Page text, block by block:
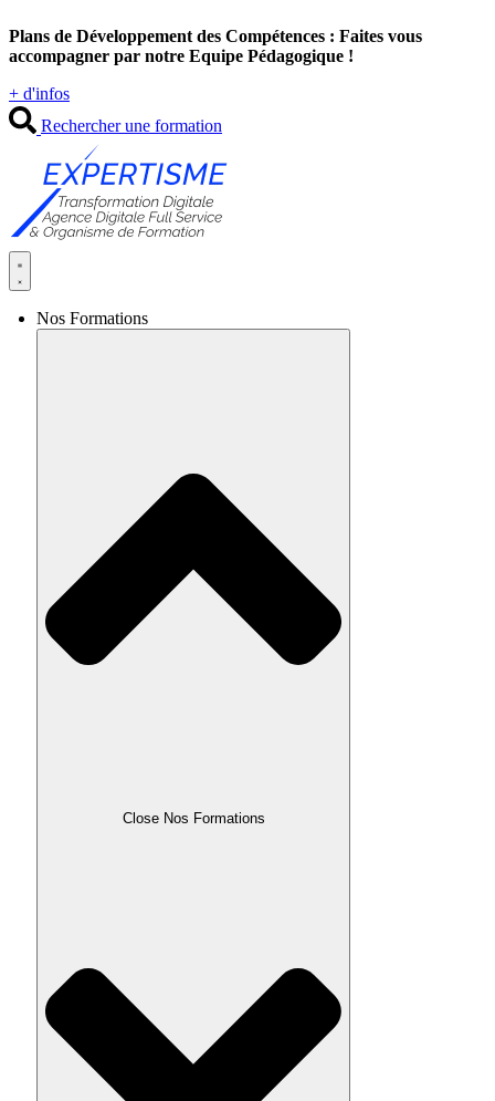
au
contenu
Plans de Développement des Compétences : Faites vous
accompagner par notre Equipe Pédagogique !
+ d'infos
Rechercher une formation
Nos Formations
Close Nos Formations